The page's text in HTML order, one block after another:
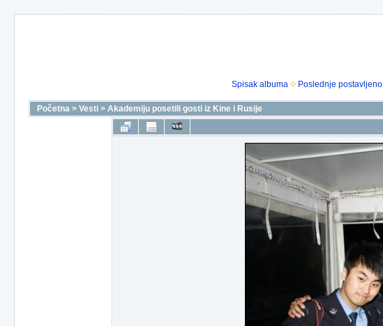
Spisak albuma
Poslednje postavljeno
Početna > Vesti > Akademiju posetili gosti iz Kine i Rusije